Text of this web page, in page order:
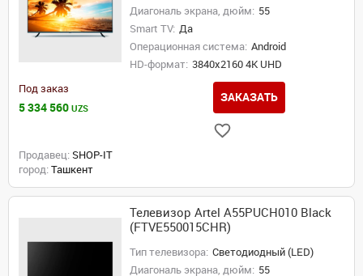
Диагональ экрана, дюйм: 55
Smart TV: Да
Операционная система: Android
HD-формат: 3840x2160 4K UHD
Под заказ
5 334 560 UZS
ЗАКАЗАТЬ
Продавец: SHOP-IT
город: Ташкент
Телевизор Artel A55PUCH010 Black
(FTVE550015CHR)
Тип телевизора: Светодиодный (LED)
Диагональ экрана, дюйм: 55